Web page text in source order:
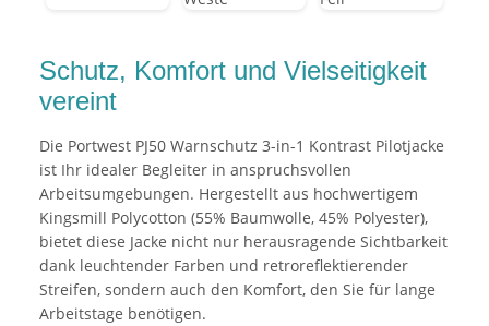
Schutz, Komfort und Vielseitigkeit
vereint
Die Portwest PJ50 Warnschutz 3-in-1 Kontrast Pilotjacke
ist Ihr idealer Begleiter in anspruchsvollen
Arbeitsumgebungen. Hergestellt aus hochwertigem
Kingsmill Polycotton (55% Baumwolle, 45% Polyester),
bietet diese Jacke nicht nur herausragende Sichtbarkeit
dank leuchtender Farben und retroreflektierender
Streifen, sondern auch den Komfort, den Sie für lange
Arbeitstage benötigen.